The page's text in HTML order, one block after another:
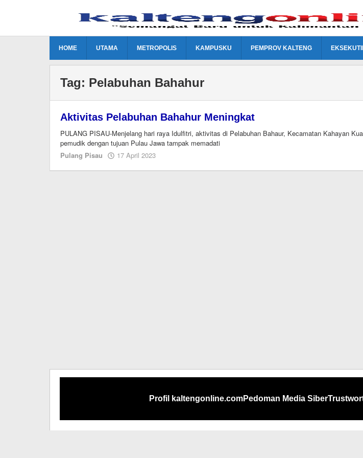
HOME UTAMA METROPOLIS KAMPUSKU PEMPROV KALTENG
Tag: Pelabuhan Bahahur
Aktivitas Pelabuhan Bahahur Meningkat
PULANG PISAU-Menjelang hari raya Idulfitri, aktivitas di Pelabuhan Bahaur, Kecamatan Kahayan
pemudik dengan tujuan Pulau Jawa tampak memadati
Pulang Pisau
17 April 2023
Profil kaltengonline.comPedoman Media Siber